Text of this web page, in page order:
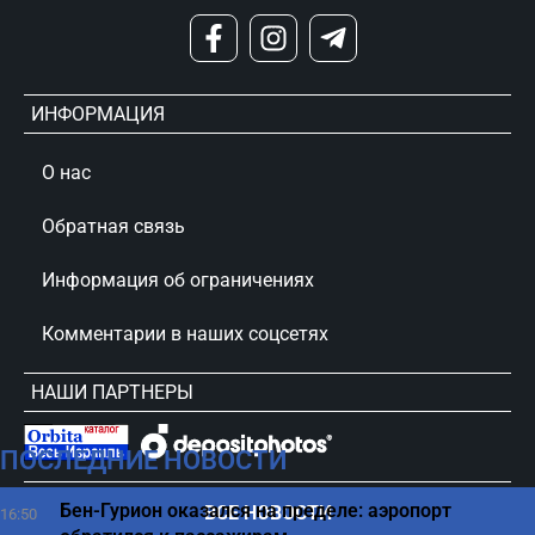
ПОСЛЕДНИЕ НОВОСТИ
16:50
Бен-Гурион оказался на пределе: аэропорт
ВСЕ НОВОСТИ
ИНФОРМАЦИЯ
О нас
Обратная связь
Информация об ограничениях
Комментарии в наших соцсетях
НАШИ ПАРТНЕРЫ
сursorinfo.co.il © Все права защищены